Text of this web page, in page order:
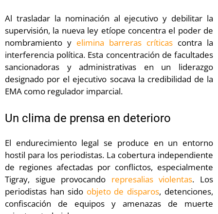
Al trasladar la nominación al ejecutivo y debilitar la
supervisión, la nueva ley etíope concentra el poder de
nombramiento y elimina barreras críticas contra la
interferencia política. Esta concentración de facultades
sancionadoras y administrativas en un liderazgo
designado por el ejecutivo socava la credibilidad de la
EMA como regulador imparcial.
Un clima de prensa en deterioro
El endurecimiento legal se produce en un entorno
hostil para los periodistas. La cobertura independiente
de regiones afectadas por conflictos, especialmente
Tigray, sigue provocando represalias violentas. Los
periodistas han sido objeto de disparos, detenciones,
confiscación de equipos y amenazas de muerte